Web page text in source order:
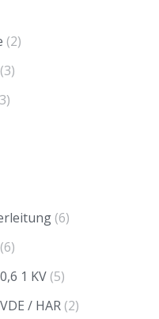
(2)
(3)
(6)
(6)
1 KV (5)
/ HAR (2)